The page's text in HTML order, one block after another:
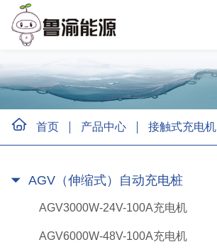
首页 产品中心 接触式充电机
AGV（伸缩式）自动充电桩
AGV3000W-24V-100A充电机
AGV6000W-48V-100A充电机